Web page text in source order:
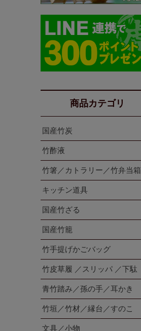
商品カテゴリ
国産竹炭
竹酢液
竹箸／カトラリー／竹弁当箱
キッチン道具
国産竹ざる
国産竹籠
竹手提げかごバッグ
竹皮草履 ／スリッパ ／下駄
青竹踏み／孫の手／耳かき
竹垣／竹材／縁台／すのこ
文具／小物